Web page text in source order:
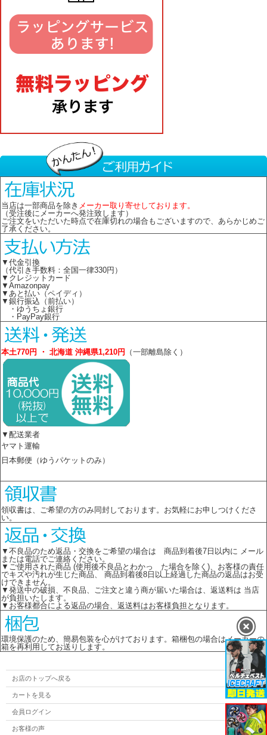
当店は一部商品を除き メーカー取り寄せしております。
（受注後にメーカーへ発注致します）
ご注文をいただいた時点で在庫切れの場合もございますので、あらかじめご
了承ください。
▼代金引換
（代引き手数料：全国一律330円）
▼クレジットカード
▼Amazonpay
▼あと払い（ペイディ）
▼銀行振込（前払い）
・ゆうちょ銀行
・PayPay銀行
本土770円 ・ 北海道 沖縄県1,210円 （一部離島除く）
▼配送業者
ヤマト運輸
日本郵便（ゆうパケットのみ）
領収書は、ご希望の方のみ同封しております。お気軽にお申しつけくださ
い。
▼不良品のため返品・交換をご希望の場合は 商品到着後7日以内に メール
または電話でご連絡ください。
▼ご使用された商品 (使用後不良品とわかっ た場合を除く)、お客様の責任
でキズや汚れが生じた商品、 商品到着後8日以上経過した商品の返品はお受
けできません。
▼発送中の破損、不良品、ご注文と違う商が届いた場合は、返送料は 当店
が負担いたします。
▼お客様都合による返品の場合、返送料はお客様負担となります。
環境保護のため、簡易包装を心がけております。箱梱包の場合はメーカーの
箱を再利用してお送りします。
お店のトップへ戻る
カートを見る
会員ログイン
お客様の声